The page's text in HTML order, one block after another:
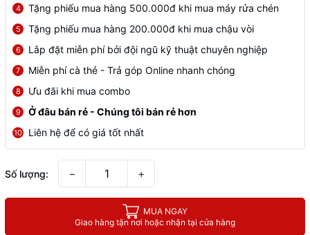
4 Tặng phiếu mua hàng 500.000đ khi mua máy rửa chén
5 Tặng phiếu mua hàng 200.000đ khi mua chậu vòi
6 Lắp đặt miễn phí bởi đội ngũ kỹ thuật chuyên nghiệp
7 Miễn phí cà thẻ - Trả góp Online nhanh chóng
8 Ưu đãi khi mua combo
9 Ở đâu bán rẻ - Chúng tôi bán rẻ hơn
10 Liên hệ để có giá tốt nhất
Số lượng: − +
MUA NGAY
Giao hàng tận nơi hoặc nhận tại cửa hàng